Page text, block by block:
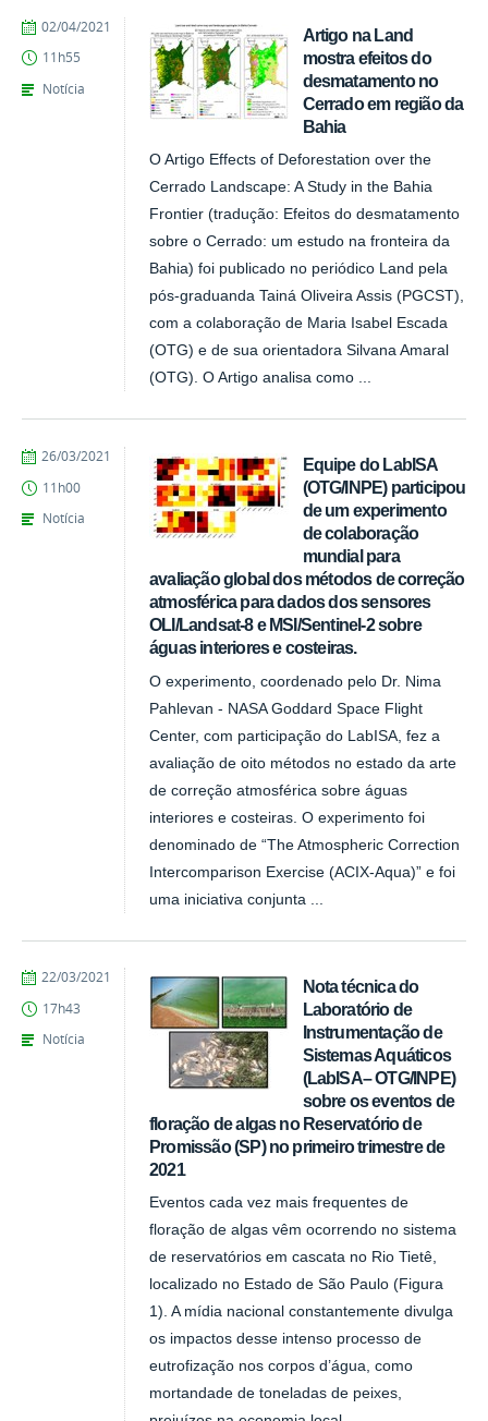
Artigo na Land
mostra efeitos do
desmatamento no
Cerrado em região da
Bahia
O Artigo Effects of Deforestation over the
Cerrado Landscape: A Study in the Bahia
Frontier (tradução: Efeitos do desmatamento
sobre o Cerrado: um estudo na fronteira da
Bahia) foi publicado no periódico Land pela
pós-graduanda Tainá Oliveira Assis (PGCST),
com a colaboração de Maria Isabel Escada
(OTG) e de sua orientadora Silvana Amaral
(OTG). O Artigo analisa como ...
publicado
02/04/2021
11h55
Notícia
Equipe do LabISA
(OTG/INPE) participou
de um experimento
de colaboração
mundial para
avaliação global dos métodos de correção
atmosférica para dados dos sensores
OLI/Landsat-8 e MSI/Sentinel-2 sobre
águas interiores e costeiras.
O experimento, coordenado pelo Dr. Nima
Pahlevan - NASA Goddard Space Flight
Center, com participação do LabISA, fez a
avaliação de oito métodos no estado da arte
de correção atmosférica sobre águas
interiores e costeiras. O experimento foi
denominado de “The Atmospheric Correction
Intercomparison Exercise (ACIX-Aqua)” e foi
uma iniciativa conjunta ...
publicado
26/03/2021
11h00
Notícia
Nota técnica do
Laboratório de
Instrumentação de
Sistemas Aquáticos
(LabISA– OTG/INPE)
sobre os eventos de
floração de algas no Reservatório de
Promissão (SP) no primeiro trimestre de
2021
Eventos cada vez mais frequentes de
floração de algas vêm ocorrendo no sistema
de reservatórios em cascata no Rio Tietê,
localizado no Estado de São Paulo (Figura
1). A mídia nacional constantemente divulga
os impactos desse intenso processo de
eutrofização nos corpos d’água, como
mortandade de toneladas de peixes,
publicado
22/03/2021
17h43
Notícia